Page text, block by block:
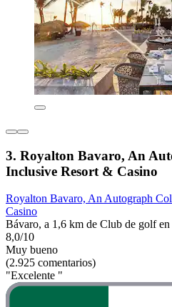
3. Royalton Bavaro, An
Inclusive Resort & Casino
Royalton Bavaro, An Autograph
Casino
Bávaro, a 1,6 km de Club de golf
8,0/10
Muy bueno
(2.925 comentarios)
"Excelente "